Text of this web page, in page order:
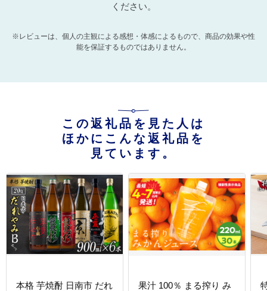
ください。
※レビューは、個人の主観による感想・体感によるもので、商品の効果や性
能を保証するものではありません。
この返礼品を見た人は
ほかにこんな返礼品を
見ています。
本格 芋焼酎 日南市 だれ
果汁 100％ まる搾り み